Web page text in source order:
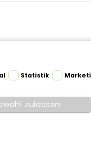
Statistik
zulassen